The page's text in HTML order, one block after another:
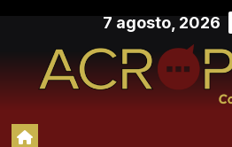
contenido
7 agosto, 2026